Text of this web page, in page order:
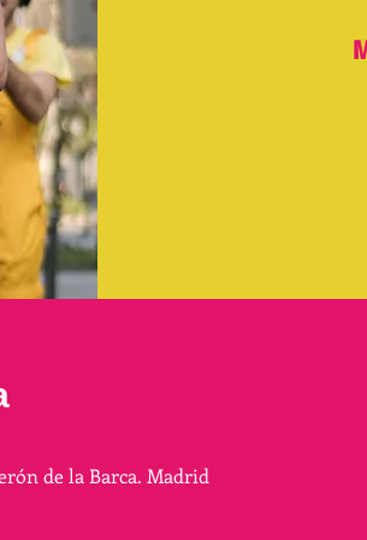
de la Barca. Madrid